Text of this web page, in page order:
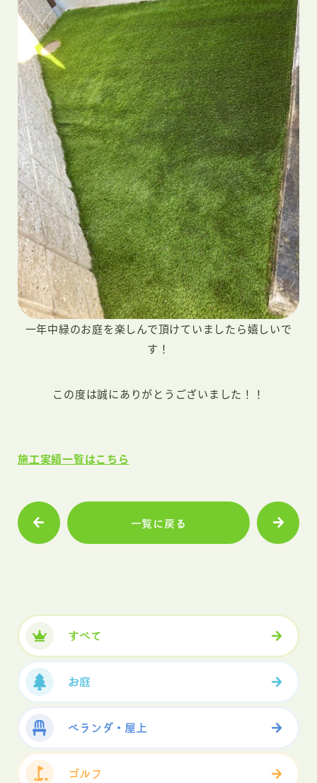
一年中緑のお庭を楽しんで頂けていましたら嬉しいで
す！
この度は誠にありがとうございました！！
施工実績一覧はこちら
一覧に戻る
すべて
お庭
ベランダ・屋上
ゴルフ